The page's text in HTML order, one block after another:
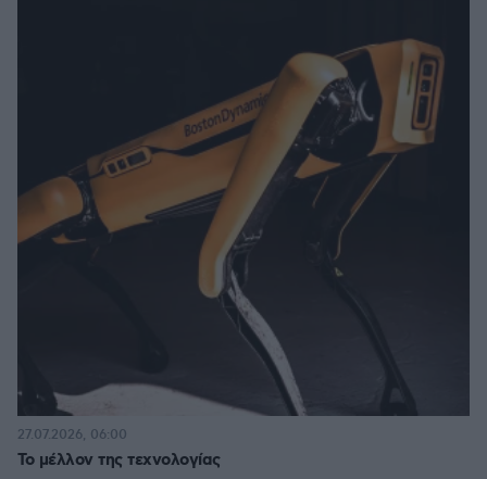
Το μέλλον της τεχνολογίας
27.07.2026, 06:00